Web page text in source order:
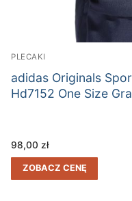
PLECAKI
adidas Originals
Hd7152 One Size
98,00 zł
ZOBACZ CENĘ